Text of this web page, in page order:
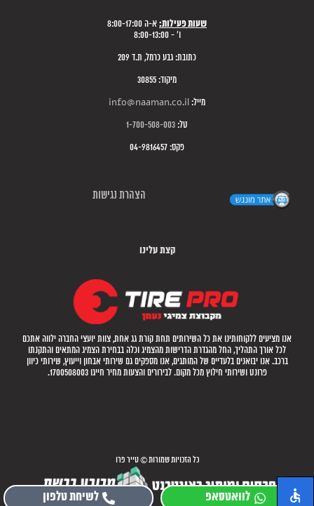
שעות פעילות: א-ה 8:00-17:00
ו' - 8:00-13:00
כתובת: גבע כרמל, ת.ד 209
מיקוד: 30855
מייל: info@naaman.co.il
טל: 1-700-508-003
פקס: 04-9816457
הצהרת נגישות
קצת עלינו
אנו מציעים ללקוחותינו את כל השירותים תחת קורת גג אחת, צוות יועצי החברה ילווה אתכם
לכל אורך התהליך, החל מהגדרת הדרישות מהצמיג וכלה בבחירת הצמיג המתאים והתקנתו
ברכב. אנו יבואנים בלעדיים של המותגים, אנו מספקים גם שירותי אבחון וייעוץ, שירותי כיוון
פרונט ושירותי חילוץ מכל מקום. לבירורים והצעות מחיר חייגו 1700508003.
כל הזכויות שמורות © טייר פרו
לוואטסאפ לשיחת טלפון